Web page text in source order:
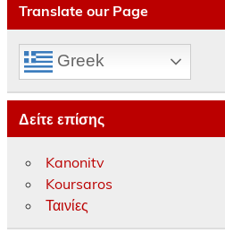
Translate our Page
Greek
Δείτε επίσης
Kanonitv
Koursaros
Ταινίες